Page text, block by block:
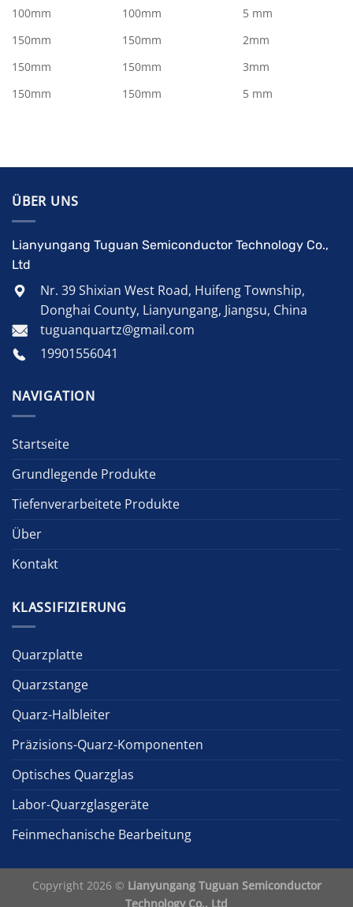
100mm
100mm
5 mm
150mm
150mm
2mm
150mm
150mm
3mm
150mm
150mm 5 mm
ÜBER UNS
Lianyungang Tuguan Semiconductor Technology Co.,
Ltd
Nr. 39 Shixian West Road, Huifeng Township,
Donghai County, Lianyungang, Jiangsu, China
tuguanquartz@gmail.com
19901556041
NAVIGATION
Startseite
Grundlegende Produkte
Tiefenverarbeitete Produkte
Über
Kontakt
KLASSIFIZIERUNG
Quarzplatte
Quarzstange
Quarz-Halbleiter
Präzisions-Quarz-Komponenten
Optisches Quarzglas
Labor-Quarzglasgeräte
Feinmechanische Bearbeitung
Copyright 2026 © Lianyungang Tuguan Semiconductor
Technology Co., Ltd